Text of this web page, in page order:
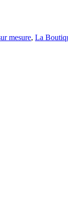
mesure, La